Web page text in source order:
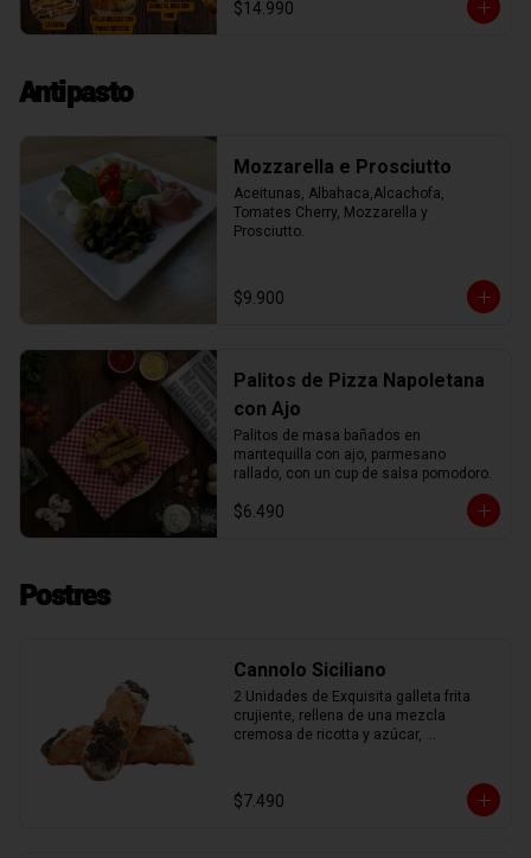
rica berenjena rellena de mozzarella.
+56987888867
Para retiro
$14.990
Antipasto
Mozzarella e Prosciutto
Aceitunas, Albahaca,Alcachofa,
Tomates Cherry, Mozzarella y
Prosciutto.
$9.900
Palitos de Pizza Napoletana
con Ajo
Palitos de masa bañados en
mantequilla con ajo, parmesano
rallado, con un cup de salsa pomodoro.
$6.490
Postres
Cannolo Siciliano
2 Unidades de Exquisita galleta frita
crujiente, rellena de una mezcla
cremosa de ricotta y azúcar,
$7.490